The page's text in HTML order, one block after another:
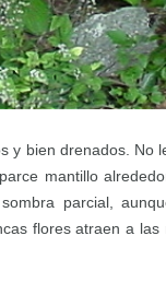
y bien drenados. No
mantillo
parcial,
flores atraen a